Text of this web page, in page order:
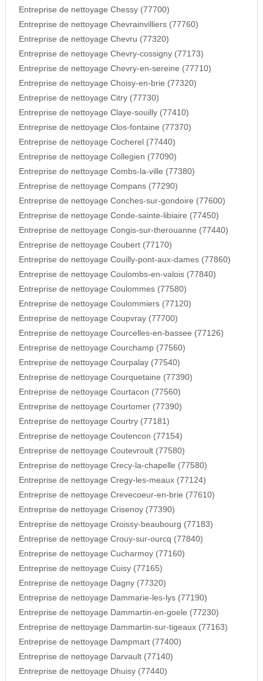
Entreprise de nettoyage Chessy (77700)
Entreprise de nettoyage Chevrainvilliers (77760)
Entreprise de nettoyage Chevru (77320)
Entreprise de nettoyage Chevry-cossigny (77173)
Entreprise de nettoyage Chevry-en-sereine (77710)
Entreprise de nettoyage Choisy-en-brie (77320)
Entreprise de nettoyage Citry (77730)
Entreprise de nettoyage Claye-souilly (77410)
Entreprise de nettoyage Clos-fontaine (77370)
Entreprise de nettoyage Cocherel (77440)
Entreprise de nettoyage Collegien (77090)
Entreprise de nettoyage Combs-la-ville (77380)
Entreprise de nettoyage Compans (77290)
Entreprise de nettoyage Conches-sur-gondoire (77600)
Entreprise de nettoyage Conde-sainte-libiaire (77450)
Entreprise de nettoyage Congis-sur-therouanne (77440)
Entreprise de nettoyage Coubert (77170)
Entreprise de nettoyage Couilly-pont-aux-dames (77860)
Entreprise de nettoyage Coulombs-en-valois (77840)
Entreprise de nettoyage Coulommes (77580)
Entreprise de nettoyage Coulommiers (77120)
Entreprise de nettoyage Coupvray (77700)
Entreprise de nettoyage Courcelles-en-bassee (77126)
Entreprise de nettoyage Courchamp (77560)
Entreprise de nettoyage Courpalay (77540)
Entreprise de nettoyage Courquetaine (77390)
Entreprise de nettoyage Courtacon (77560)
Entreprise de nettoyage Courtomer (77390)
Entreprise de nettoyage Courtry (77181)
Entreprise de nettoyage Coutencon (77154)
Entreprise de nettoyage Coutevroult (77580)
Entreprise de nettoyage Crecy-la-chapelle (77580)
Entreprise de nettoyage Cregy-les-meaux (77124)
Entreprise de nettoyage Crevecoeur-en-brie (77610)
Entreprise de nettoyage Crisenoy (77390)
Entreprise de nettoyage Croissy-beaubourg (77183)
Entreprise de nettoyage Crouy-sur-ourcq (77840)
Entreprise de nettoyage Cucharmoy (77160)
Entreprise de nettoyage Cuisy (77165)
Entreprise de nettoyage Dagny (77320)
Entreprise de nettoyage Dammarie-les-lys (77190)
Entreprise de nettoyage Dammartin-en-goele (77230)
Entreprise de nettoyage Dammartin-sur-tigeaux (77163)
Entreprise de nettoyage Dampmart (77400)
Entreprise de nettoyage Darvault (77140)
Entreprise de nettoyage Dhuisy (77440)